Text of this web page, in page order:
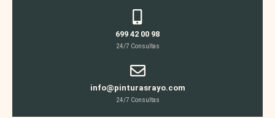
699 42 00 98
24/7 Consultas
info@pinturasrayo.com
24/7 Consultas